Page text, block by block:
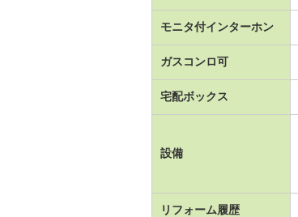
モニタ付インターホン
ガスコンロ可
宅配ボックス
設備
リフォーム履歴